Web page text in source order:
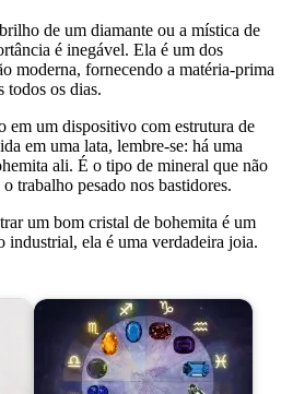
de um diamante ou a mística de
é inegável. Ela é um dos
moderna, fornecendo a matéria-prima
todos os dias.
em um dispositivo com estrutura de
em uma lata, lembre-se: há uma
ali. É o tipo de mineral que não
trabalho pesado nos bastidores.
um bom cristal de bohemita é um
industrial, ela é uma verdadeira joia.